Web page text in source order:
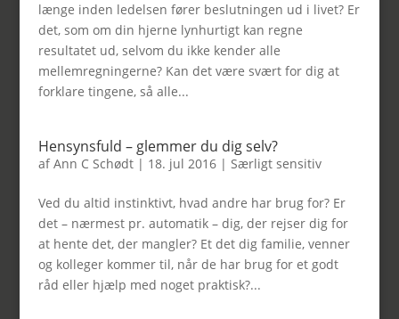
længe inden ledelsen fører beslutningen ud i livet? Er
det, som om din hjerne lynhurtigt kan regne
resultatet ud, selvom du ikke kender alle
mellemregningerne? Kan det være svært for dig at
forklare tingene, så alle...
Hensynsfuld – glemmer du dig selv?
afAnn C Schødt| 18. jul 2016| Særligt sensitiv
Ved du altid instinktivt, hvad andre har brug for? Er
det – nærmest pr. automatik – dig, der rejser dig for
at hente det, der mangler? Et det dig familie, venner
og kolleger kommer til, når de har brug for et godt
råd eller hjælp med noget praktisk?...